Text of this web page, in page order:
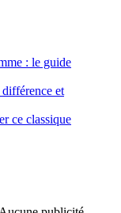
: le guide
et
ce classique